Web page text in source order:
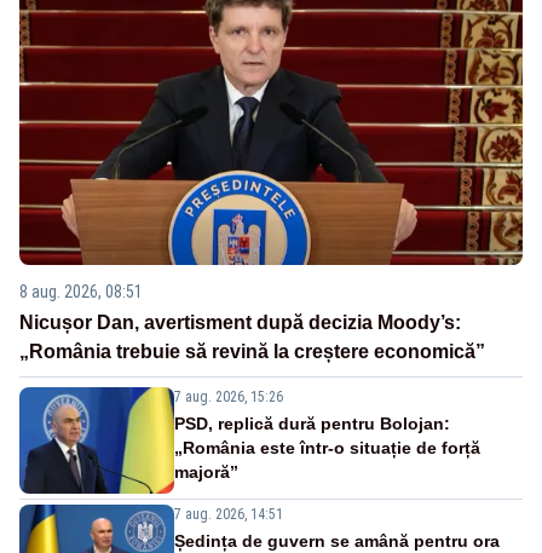
8 aug. 2026, 08:51
Nicușor Dan, avertisment după decizia Moody’s:
„România trebuie să revină la creștere economică”
7 aug. 2026, 15:26
PSD, replică dură pentru Bolojan:
„România este într-o situație de forță
majoră”
7 aug. 2026, 14:51
Ședința de guvern se amână pentru ora